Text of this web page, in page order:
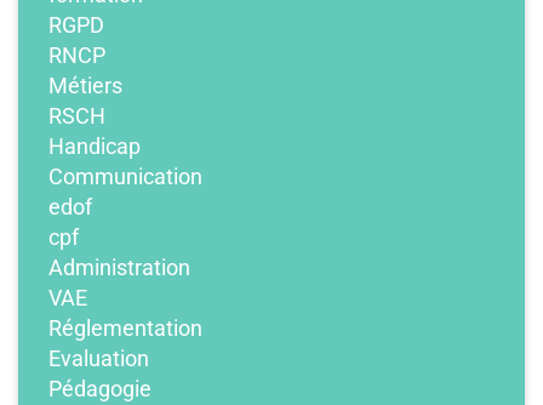
RGPD
RNCP
Métiers
RSCH
Handicap
Communication
edof
cpf
Administration
VAE
Réglementation
Evaluation
Pédagogie